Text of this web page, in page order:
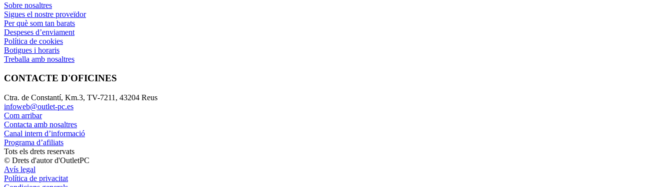
Sobre nosaltres
Sigues el nostre proveïdor
Per què som tan barats
Despeses d’enviament
Política de cookies
Botigues i horaris
Treballa amb nosaltres
CONTACTE D'OFICINES
Ctra. de Constantí, Km.3, TV-7211, 43204 Reus
infoweb@outlet-pc.es
Com arribar
Contacta amb nosaltres
Canal intern d’informació
Programa d’afiliats
Tots els drets reservats
© Drets d'autor d'OutletPC
Avís legal
Política de privacitat